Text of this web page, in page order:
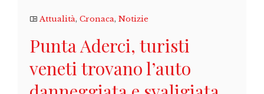
Attualità, Cronaca, Notizie
Punta Aderci, turisti
veneti trovano l’auto